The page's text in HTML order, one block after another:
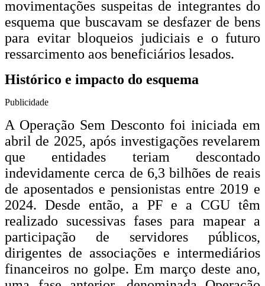
movimentações suspeitas de integrantes do
esquema que buscavam se desfazer de bens
para evitar bloqueios judiciais e o futuro
ressarcimento aos beneficiários lesados.
Histórico e impacto do esquema
Publicidade
A Operação Sem Desconto foi iniciada em
abril de 2025, após investigações revelarem
que entidades teriam descontado
indevidamente cerca de 6,3 bilhões de reais
de aposentados e pensionistas entre 2019 e
2024. Desde então, a PF e a CGU têm
realizado sucessivas fases para mapear a
participação de servidores públicos,
dirigentes de associações e intermediários
financeiros no golpe. Em março deste ano,